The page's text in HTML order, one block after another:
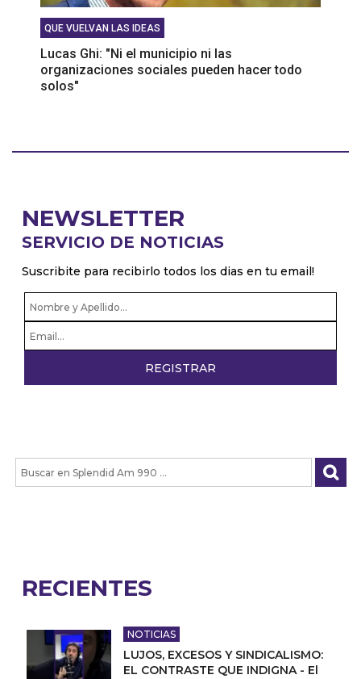
QUE VUELVAN LAS IDEAS
Lucas Ghi: "Ni el municipio ni las
organizaciones sociales pueden hacer todo
solos"
NEWSLETTER
SERVICIO DE NOTICIAS
Suscribite para recibirlo todos los dias en tu email!
RECIENTES
NOTICIAS
LUJOS, EXCESOS Y SINDICALISMO:
EL CONTRASTE QUE INDIGNA - El